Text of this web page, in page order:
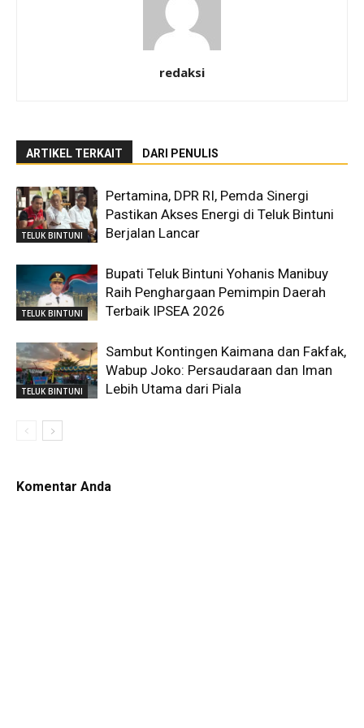
redaksi
ARTIKEL TERKAIT DARI PENULIS
TELUK BINTUNI
Pertamina, DPR RI, Pemda Sinergi
Pastikan Akses Energi di Teluk Bintuni
Berjalan Lancar
TELUK BINTUNI
Bupati Teluk Bintuni Yohanis Manibuy
Raih Penghargaan Pemimpin Daerah
Terbaik IPSEA 2026
TELUK BINTUNI
Sambut Kontingen Kaimana dan Fakfak,
Wabup Joko: Persaudaraan dan Iman
Lebih Utama dari Piala
Komentar Anda